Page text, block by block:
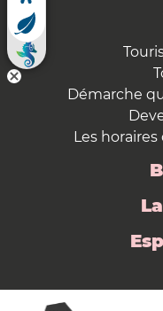
Démarche
Les